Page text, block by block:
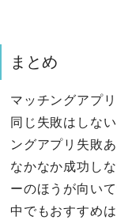
まとめ
マッチングアプ
同じ失敗はしな
ングアプリ失敗
なかなか成功し
ーのほうが向い
中でもおすすめは